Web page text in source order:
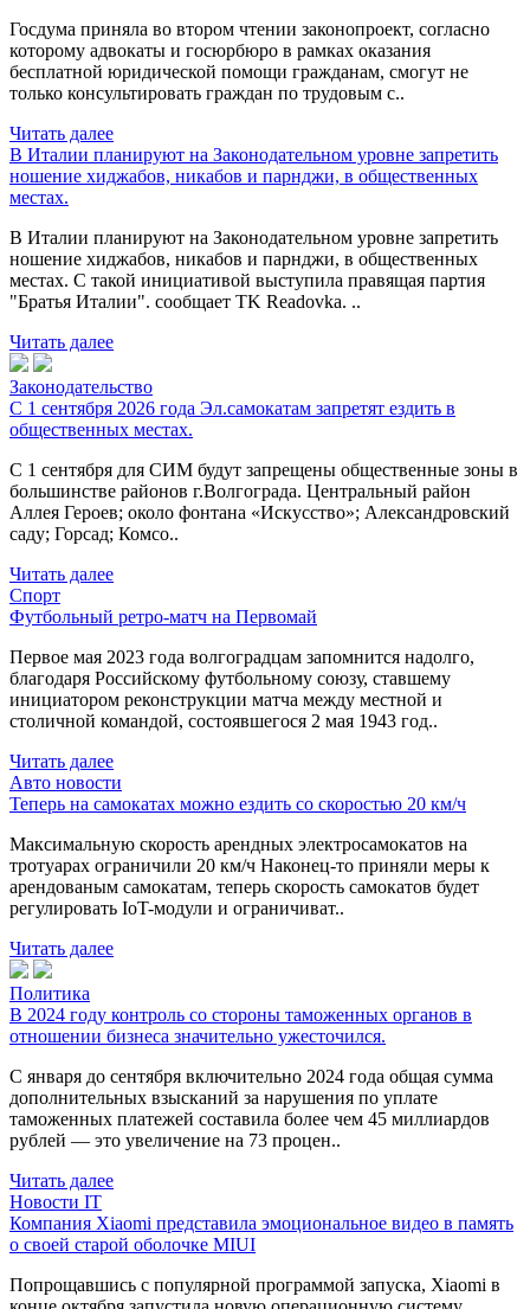
Госдума приняла во втором чтении законопроект, согласно
которому адвокаты и госюрбюро в рамках оказания
бесплатной юридической помощи гражданам, смогут не
только консультировать граждан по трудовым с..
Читать далее
В Италии планируют на Законодательном уровне запретить
ношение хиджабов, никабов и парнджи, в общественных
местах.
В Италии планируют на Законодательном уровне запретить
ношение хиджабов, никабов и парнджи, в общественных
местах. С такой инициативой выступила правящая партия
"Братья Италии". сообщает TK Readovka. ..
Читать далее
Законодательство
С 1 сентября 2026 года Эл.самокатам запретят ездить в
общественных местах.
С 1 сентября для СИМ будут запрещены общественные зоны в
большинстве районов г.Волгограда. Центральный район
Аллея Героев; около фонтана «Искусство»; Александровский
саду; Горсад; Комсо..
Читать далее
Спорт
Футбольный ретро-матч на Первомай
Первое мая 2023 года волгоградцам запомнится надолго,
благодаря Российскому футбольному союзу, ставшему
инициатором реконструкции матча между местной и
столичной командой, состоявшегося 2 мая 1943 год..
Читать далее
Авто новости
Теперь на самокатах можно ездить со скоростью 20 км/ч
Максимальную скорость арендных электросамокатов на
тротуарах ограничили 20 км/ч Наконец-то приняли меры к
арендованым самокатам, теперь скорость самокатов будет
регулировать IoT-модули и ограничиват..
Читать далее
Политика
В 2024 году контроль со стороны таможенных органов в
отношении бизнеса значительно ужесточился.
С января до сентября включительно 2024 года общая сумма
дополнительных взысканий за нарушения по уплате
таможенных платежей составила более чем 45 миллиардов
рублей — это увеличение на 73 процен..
Читать далее
Новости IT
Компания Xiaomi представила эмоциональное видео в память
о своей старой оболочке MIUI
Попрощавшись с популярной программой запуска, Xiaomi в